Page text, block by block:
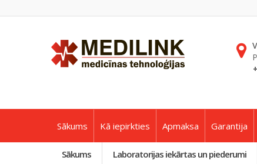
Sākums Kā iepirkties Apmaksa Garantija
Sākums Laboratorijas iekārtas un piederumi